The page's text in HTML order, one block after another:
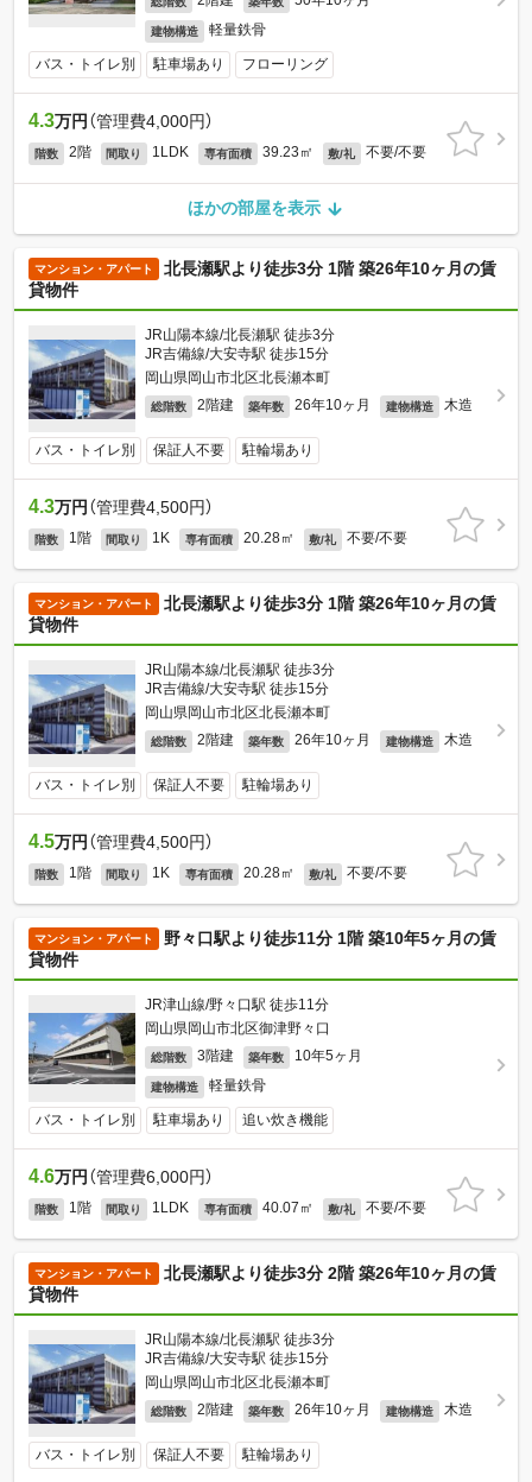
建物構造 軽量鉄骨
バス・トイレ別 駐車場あり フローリング
4.3万円 （管理費4,000円）
階数 2階 間取り 1LDK 専有面積 39.23㎡ 敷/礼 不要/不要
ほかの部屋を表示
マンション・アパート
北長瀬駅より徒歩3分 1階 築26年10ヶ月の賃
貸物件
JR山陽本線/北長瀬駅 徒歩3分
JR吉備線/大安寺駅 徒歩15分
岡山県岡山市北区北長瀬本町
総階数 2階建 築年数 26年10ヶ月 建物構造 木造
バス・トイレ別 保証人不要 駐輪場あり
4.3万円 （管理費4,500円）
階数 1階 間取り 1K 専有面積 20.28㎡ 敷/礼 不要/不要
マンション・アパート
北長瀬駅より徒歩3分 1階 築26年10ヶ月の賃
貸物件
JR山陽本線/北長瀬駅 徒歩3分
JR吉備線/大安寺駅 徒歩15分
岡山県岡山市北区北長瀬本町
総階数 2階建 築年数 26年10ヶ月 建物構造 木造
バス・トイレ別 保証人不要 駐輪場あり
4.5万円 （管理費4,500円）
階数 1階 間取り 1K 専有面積 20.28㎡ 敷/礼 不要/不要
マンション・アパート
野々口駅より徒歩11分 1階 築10年5ヶ月の賃
貸物件
JR津山線/野々口駅 徒歩11分
岡山県岡山市北区御津野々口
総階数 3階建 築年数 10年5ヶ月
建物構造 軽量鉄骨
バス・トイレ別 駐車場あり 追い炊き機能
4.6万円 （管理費6,000円）
階数 1階 間取り 1LDK 専有面積 40.07㎡ 敷/礼 不要/不要
マンション・アパート
北長瀬駅より徒歩3分 2階 築26年10ヶ月の賃
貸物件
JR山陽本線/北長瀬駅 徒歩3分
JR吉備線/大安寺駅 徒歩15分
岡山県岡山市北区北長瀬本町
総階数 2階建 築年数 26年10ヶ月 建物構造 木造
バス・トイレ別 保証人不要 駐輪場あり